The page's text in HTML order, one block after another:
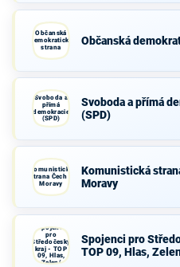
Občanská
demokratická
strana
Občanská
Svoboda a
přímá
demokracie
(SPD)
Svoboda a přímá
(SPD)
Komunistická
strana Čech a
Moravy
Komunistická
Moravy
Spojenci
pro
Středočeský
kraj - TOP
09, Hlas,
Zelení
Spojenci pro
TOP 09, Hlas,